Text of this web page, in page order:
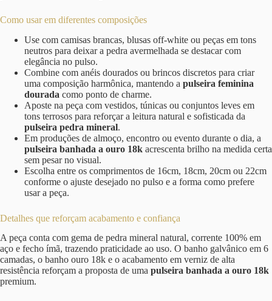
Como usar em diferentes composições
Use com camisas brancas, blusas off-white ou peças em tons
neutros para deixar a pedra avermelhada se destacar com
elegância no pulso.
Combine com anéis dourados ou brincos discretos para criar
uma composição harmônica, mantendo a pulseira feminina
dourada como ponto de charme.
Aposte na peça com vestidos, túnicas ou conjuntos leves em
tons terrosos para reforçar a leitura natural e sofisticada da
pulseira pedra mineral.
Em produções de almoço, encontro ou evento durante o dia, a
pulseira banhada a ouro 18k acrescenta brilho na medida certa
sem pesar no visual.
Escolha entre os comprimentos de 16cm, 18cm, 20cm ou 22cm
conforme o ajuste desejado no pulso e a forma como prefere
usar a peça.
Detalhes que reforçam acabamento e confiança
A peça conta com gema de pedra mineral natural, corrente 100% em
aço e fecho ímã, trazendo praticidade ao uso. O banho galvânico em 6
camadas, o banho ouro 18k e o acabamento em verniz de alta
resistência reforçam a proposta de uma pulseira banhada a ouro 18k
premium.